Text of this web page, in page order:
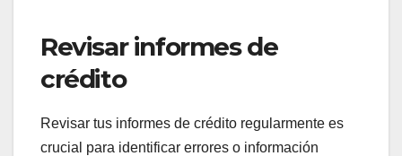
Revisar informes de
crédito
Revisar tus informes de crédito regularmente es
crucial para identificar errores o información